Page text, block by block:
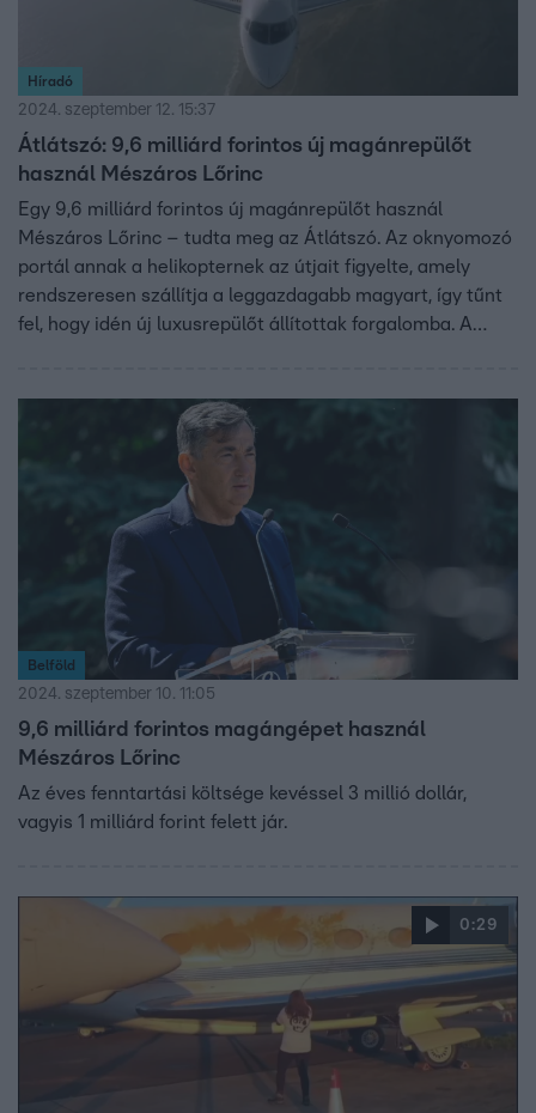
Híradó
2024. szeptember 12. 15:37
Átlátszó: 9,6 milliárd forintos új magánrepülőt
használ Mészáros Lőrinc
Egy 9,6 milliárd forintos új magánrepülőt használ
Mészáros Lőrinc – tudta meg az Átlátszó. Az oknyomozó
portál annak a helikopternek az útjait figyelte, amely
rendszeresen szállítja a leggazdagabb magyart, így tűnt
fel, hogy idén új luxusrepülőt állítottak forgalomba. A
Belföld
2024. szeptember 10. 11:05
9,6 milliárd forintos magángépet használ
Mészáros Lőrinc
Az éves fenntartási költsége kevéssel 3 millió dollár,
vagyis 1 milliárd forint felett jár.
0:29